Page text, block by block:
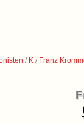
/ K / Franz